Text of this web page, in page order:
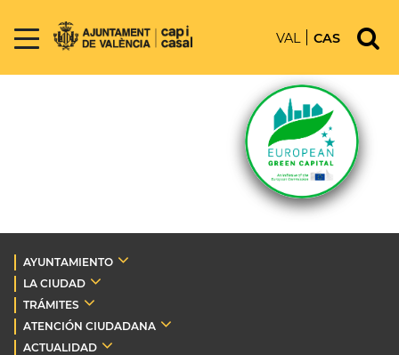
VAL CAS
AYUNTAMIENTO
LA CIUDAD
TRÁMITES
ATENCIÓN CIUDADANA
ACTUALIDAD